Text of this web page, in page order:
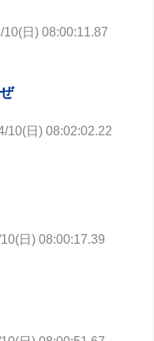
10(日) 08:00:11.87
10(日) 08:02:02.22
日) 08:00:17.39